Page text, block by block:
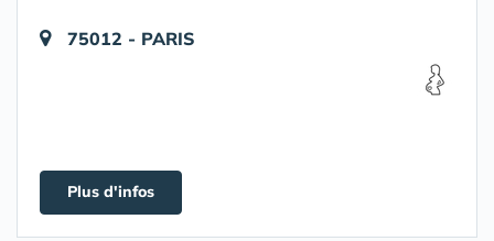
75012 - PARIS
Plus d'infos